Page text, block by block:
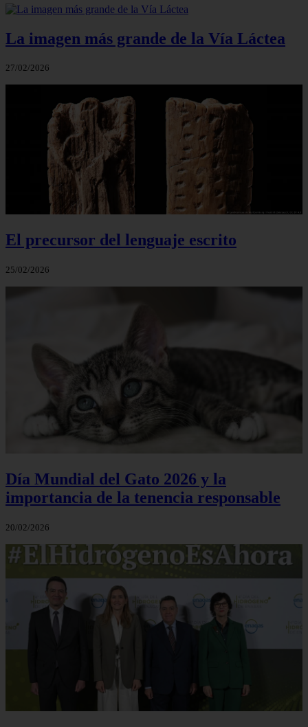
La imagen más grande de la Vía Láctea
27/02/2026
El precursor del lenguaje escrito
25/02/2026
Día Mundial del Gato 2026 y la
importancia de la tenencia responsable
20/02/2026